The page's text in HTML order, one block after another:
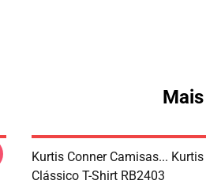
Kurtis Conner Camisas... Kurtis
Clássico T-Shirt RB2403